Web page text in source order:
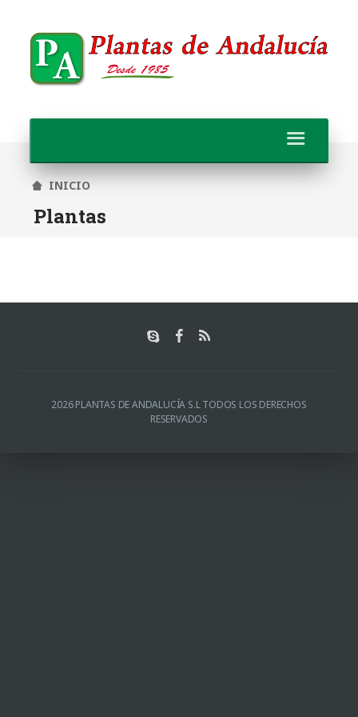
INICIO
Plantas
2026 PLANTAS DE ANDALUCÍA S.L TODOS LOS DERECHOS
RESERVADOS